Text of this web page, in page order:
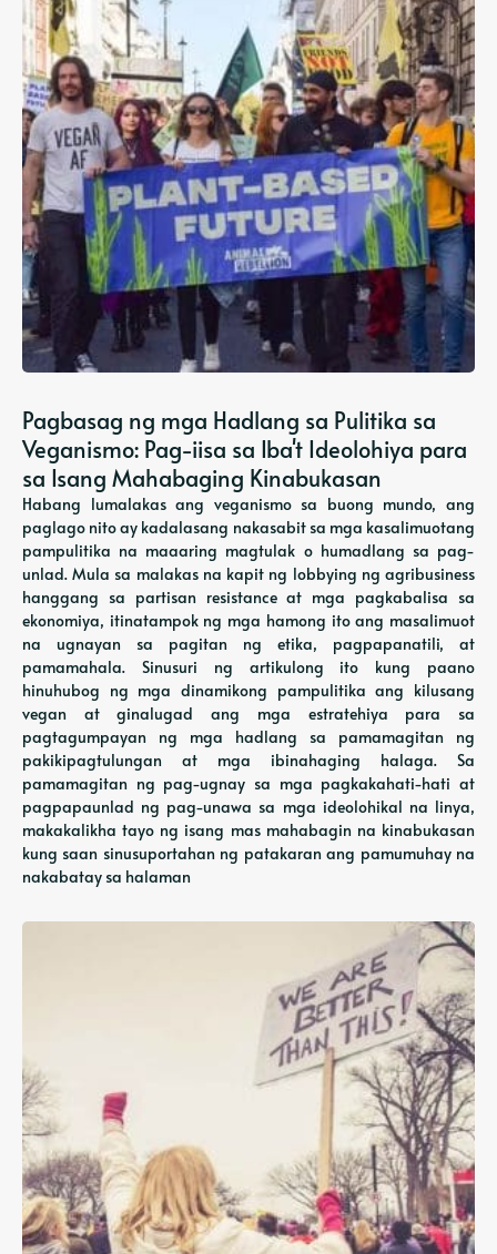
Pagbasag ng mga Hadlang sa Pulitika sa
Veganismo: Pag-iisa sa Iba't Ideolohiya para
sa Isang Mahabaging Kinabukasan
Habang lumalakas ang veganismo sa buong mundo, ang
paglago nito ay kadalasang nakasabit sa mga kasalimuotang
pampulitika na maaaring magtulak o humadlang sa pag-
unlad. Mula sa malakas na kapit ng lobbying ng agribusiness
hanggang sa partisan resistance at mga pagkabalisa sa
ekonomiya, itinatampok ng mga hamong ito ang masalimuot
na ugnayan sa pagitan ng etika, pagpapanatili, at
pamamahala. Sinusuri ng artikulong ito kung paano
hinuhubog ng mga dinamikong pampulitika ang kilusang
vegan at ginalugad ang mga estratehiya para sa
pagtagumpayan ng mga hadlang sa pamamagitan ng
pakikipagtulungan at mga ibinahaging halaga. Sa
pamamagitan ng pag-ugnay sa mga pagkakahati-hati at
pagpapaunlad ng pag-unawa sa mga ideolohikal na linya,
makakalikha tayo ng isang mas mahabagin na kinabukasan
kung saan sinusuportahan ng patakaran ang pamumuhay na
nakabatay sa halaman